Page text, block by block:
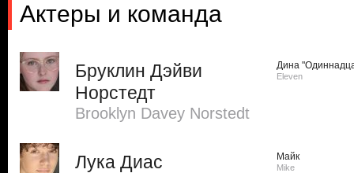
Актеры и команда
Бруклин Дэйви
Норстедт
Brooklyn Davey Norstedt
Дина
Eleven
Лука Диас Майк
Mike